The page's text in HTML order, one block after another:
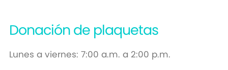
Donación de plaquetas
Lunes a viernes: 7:00 a.m. a 2:00 p.m.